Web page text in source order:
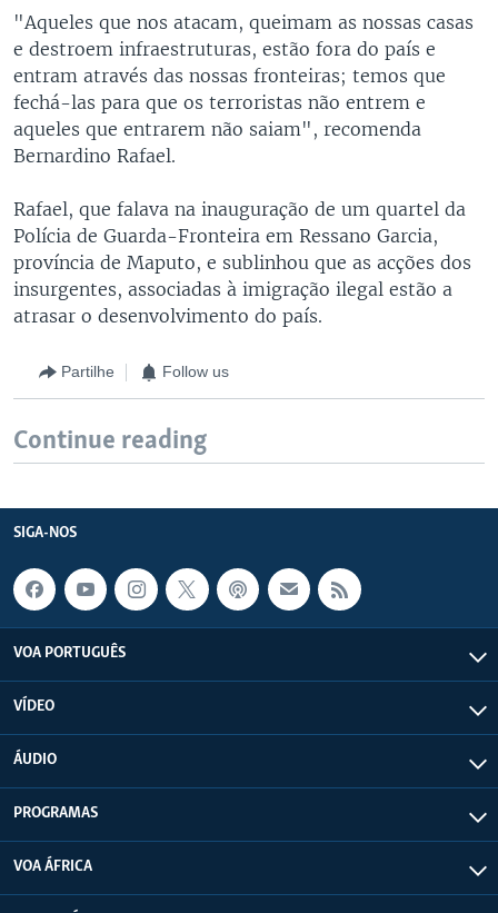
"Aqueles que nos atacam, queimam as nossas casas
e destroem infraestruturas, estão fora do país e
entram através das nossas fronteiras; temos que
fechá-las para que os terroristas não entrem e
aqueles que entrarem não saiam", recomenda
Bernardino Rafael.
Rafael, que falava na inauguração de um quartel da
Polícia de Guarda-Fronteira em Ressano Garcia,
província de Maputo, e sublinhou que as acções dos
insurgentes, associadas à imigração ilegal estão a
atrasar o desenvolvimento do país.
Partilhe Follow us
Continue reading
SIGA-NOS
VOA PORTUGUÊS
VÍDEO
ÁUDIO
PROGRAMAS
VOA ÁFRICA